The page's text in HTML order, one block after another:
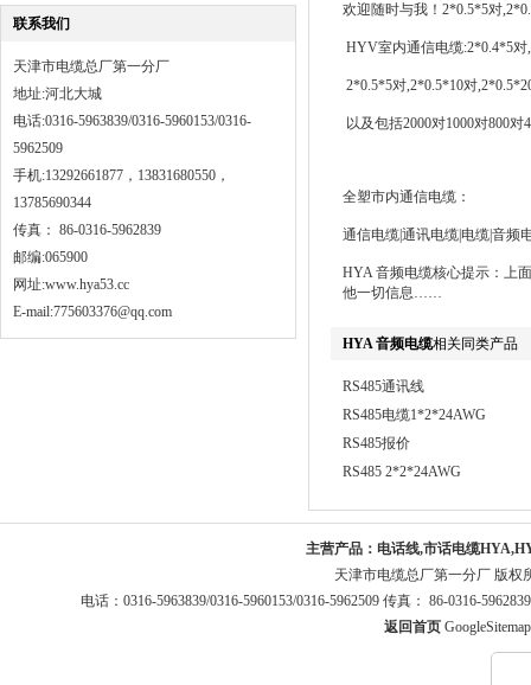
联系我们
天津市电缆总厂第一分厂
地址:河北大城
电话:0316-5963839/0316-5960153/0316-
5962509
手机:13292661877，13831680550，
13785690344
传真： 86-0316-5962839
邮编:065900
网址:www.hya53.cc
E-mail:775603376@qq.com
欢迎随时与我！2*0.5*5对
HYV室内通信电缆:2*0.4*5对
2*0.5*5对,2*0.5*10对
以及包括2000对1000对800
全塑市内通信电缆：
通信电缆|通讯电缆|电缆|音频
HYA 音频电缆核心提示：上
他一切信息……
HYA 音频电缆相关同类产品
RS485通讯线
RS485电缆1*2*24AWG
RS485报价
RS485 2*2*24AWG
主营产品： 电话线,市话电缆
天津市电缆总厂第一分厂 版权
电话：0316-5963839/0316-5960153/0316-5962509 传真： 86-0316-
返回首页 GoogleSitemap